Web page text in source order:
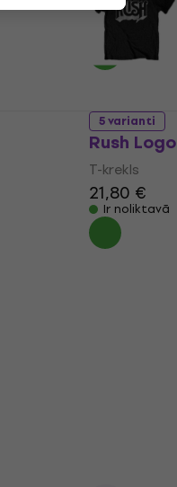
35,60 €
Ir noliktavā
5 varianti
Rush Logo
T-krekls
21,80 €
Ir noliktavā